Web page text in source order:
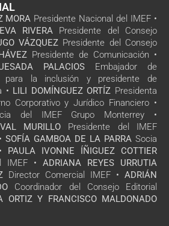
MORA Presidente Nacional del IMEF •
RIVERA Presidente del Consejo
VÁZQUEZ Presidente del Consejo
Presidente de Comunicación •
PALACIOS Embajador de
para la inclusión y presidente de
• LILI DOMÍNGUEZ ORTÍZ Presidenta
Corporativo y Jurídico Financiero •
del IMEF Grupo Monterrey •
MURILLO Presidente del IMEF
SOFÍA GAMBOA DE LA PARRA Socia
PAULA IVONNE ÍÑIGUEZ COTTIER
IMEF • ADRIANA REYES URRUTIA
Director Comercial IMEF • ADRIÁN
Coordinador del Consejo Editorial
ORTIZ Y FRANCISCO MALDONADO